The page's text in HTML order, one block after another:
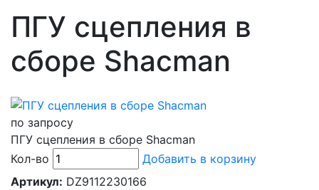
ПГУ сцепления в
сборе Shacman
по запросу
ПГУ сцепления в сборе Shacman
Кол-во
Добавить в корзину
Артикул: DZ9112230166